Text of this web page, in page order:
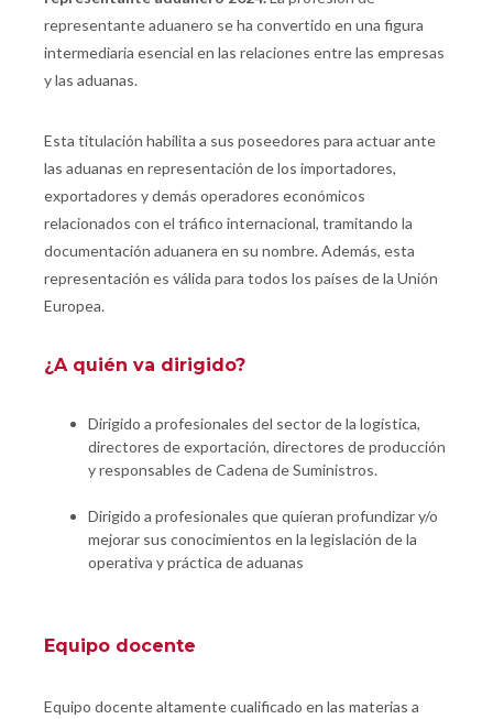
representante aduanero se ha convertido en una figura
intermediaria esencial en las relaciones entre las empresas
y las aduanas.
Esta titulación habilita a sus poseedores para actuar ante
las aduanas en representación de los importadores,
exportadores y demás operadores económicos
relacionados con el tráfico internacional, tramitando la
documentación aduanera en su nombre. Además, esta
representación es válida para todos los países de la Unión
Europea.
¿A quién va dirigido?
Dirigido a profesionales del sector de la logística,
directores de exportación, directores de producción
y responsables de Cadena de Suministros.
Dirigido a profesionales que quieran profundizar y/o
mejorar sus conocimientos en la legislación de la
operativa y práctica de aduanas
Equipo docente
Equipo docente altamente cualificado en las materias a